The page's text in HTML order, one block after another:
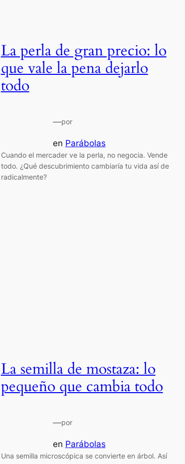
La perla de gran precio: lo
que vale la pena dejarlo
todo
—por
en Parábolas
Cuando el mercader ve la perla, no negocia. Vende
todo. ¿Qué descubrimiento cambiaría tu vida así de
radicalmente?
La semilla de mostaza: lo
pequeño que cambia todo
—por
en Parábolas
Una semilla microscópica se convierte en árbol. Así